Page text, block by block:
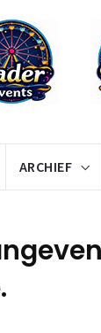
ARCHIEF